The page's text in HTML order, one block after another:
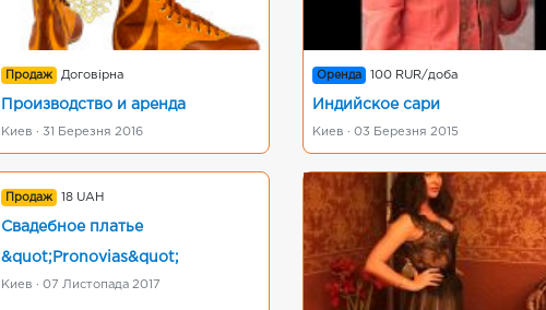
Продаж Договірна
Производство и аренда
Киев · 31 Березня 2016
Оренда 100 RUR/доба
Индийское сари
Киев · 03 Березня 2015
Продаж 18 UAH
Свадебное платье
&quot;Pronoviаs&quot;
Киев · 07 Листопада 2017